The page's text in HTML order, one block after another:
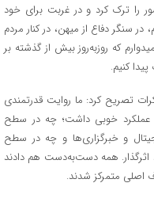
را ترک کرد و در غربت برای خود
سنگر دفاع از میهن، در کنار مردم
که روزبه‌روز بیش از گذشته بر
کنیم.
تصریح کرد: ما روایت قدرتمندی
عملکرد خوبی داشت؛ چه در سطح
و خبرگزاری‌ها و چه در سطح
همه دست‌به‌دست هم دادند
اصلی متمرکز شدند.